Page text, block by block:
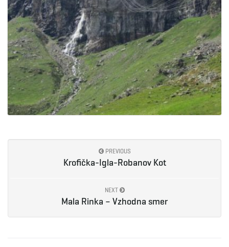
PREVIOUS
Krofička-Igla-Robanov Kot
NEXT
Mala Rinka – Vzhodna smer